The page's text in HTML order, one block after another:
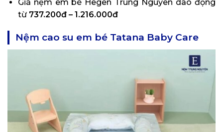
Giá nệm em bé Hegen Trung Nguyên dao động
từ 737.200đ – 1.216.000đ
Nệm cao su em bé Tatana Baby Care